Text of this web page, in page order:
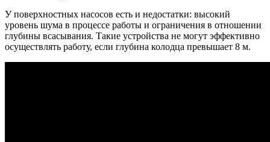
У поверхностных насосов есть и недостатки: высокий
уровень шума в процессе работы и ограничения в отношении
глубины всасывания. Такие устройства не могут эффективно
осуществлять работу, если глубина колодца превышает 8 м.